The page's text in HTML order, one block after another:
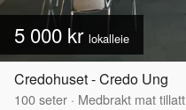
5 000 kr lokalleie
Credohuset - Credo Ung
100seter · Medbrakt mat tillatt